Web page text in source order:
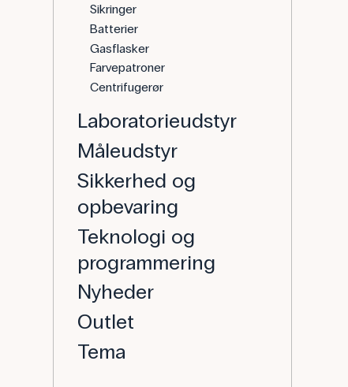
Sikringer
Batterier
Gasflasker
Farvepatroner
Centrifugerør
Laboratorieudstyr
Måleudstyr
Sikkerhed og
opbevaring
Teknologi og
programmering
Nyheder
Outlet
Tema